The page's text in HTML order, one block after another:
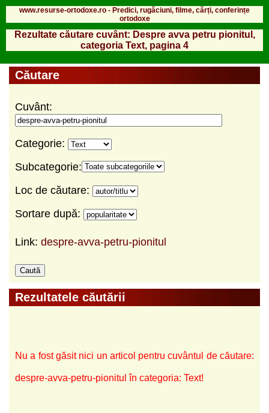
www.resurse-ortodoxe.ro - Predici, rugăciuni, filme, cărți, conferințe
ortodoxe
Rezultate căutare cuvânt: Despre avva petru pionitul,
categoria Text, pagina 4
Căutare
Cuvânt:
Categorie:
Subcategorie:
Loc de căutare:
Sortare după:
Link: despre-avva-petru-pionitul
Rezultatele căutării
Nu a fost găsit nici un articol pentru cuvântul de căutare:
despre-avva-petru-pionitul în categoria: Text!